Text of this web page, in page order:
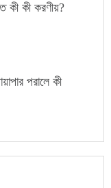
কী কী করণীয়?
পরালে কী